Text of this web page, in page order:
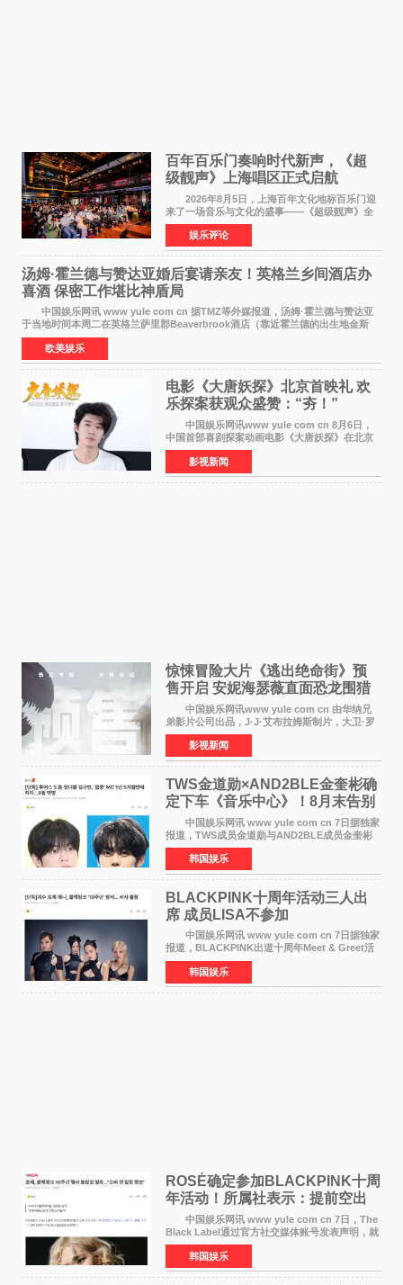
百年百乐门奏响时代新声，《超
级靓声》上海唱区正式启航
2026年8月5日，上海百年文化地标百乐门迎
来了一场音乐与文化的盛事——《超级靓声》全
国励志音乐公益节目上海唱区新闻发布会暨启动
仪式在此隆重举行。各界领导、嘉宾与媒体朋友
齐聚一堂，共同
娱乐评论
汤姆·霍兰德与赞达亚婚后宴请亲友！英格兰乡间酒店办
喜酒 保密工作堪比神盾局
中国娱乐网讯 www yule com cn 据TMZ等外媒报道，汤姆·霍兰德与赞达亚
于当地时间本周二在英格兰萨里郡Beaverbrook酒店（靠近霍兰德的出生地金斯
顿）举办婚宴，邀请家人与朋友们喝喜酒，庆祝
欧美娱乐
电影《大唐妖探》北京首映礼 欢
乐探案获观众盛赞：“夯！”
中国娱乐网讯www yule com cn 8月6日，
中国首部喜剧探案动画电影《大唐妖探》在北京
举办电影首映礼。导演程腾、联合导演黄珉、总
制片人曹紫建、制片人李莹莹，配音导演张喆，
对白指导程寅，领
影视新闻
惊悚冒险大片《逃出绝命街》预
售开启 安妮海瑟薇直面恐龙围猎
中国娱乐网讯www yule com cn 由华纳兄
弟影片公司出品，J·J·艾布拉姆斯制片，大卫·罗
伯特·米切尔执导，好莱坞巨星安妮·海瑟薇和伊万
·麦克格雷格领衔主演的2026暑期惊悚冒险大片
《逃出绝
影视新闻
TWS金道勋×AND2BLE金奎彬确
定下车《音乐中心》！8月末告别
MC席位
中国娱乐网讯 www yule com cn 7日据独家
报道，TWS成员金道勋与AND2BLE成员金奎彬
将于8月离开《音乐中心》MC的位置。 金道
勋与金奎彬于去年3月与H2H A-NA一起被选为
《音乐中心》MC，约1
韩国娱乐
BLACKPINK十周年活动三人出
席 成员LISA不参加
中国娱乐网讯 www yule com cn 7日据独家
报道，BLACKPINK出道十周年Meet & Greet活
动将由智秀、ROS&Eacute;、JENNIE出席，
LISA将缺席。 此前BLACKPINK所属社YG并
未为组合出道十周年做
韩国娱乐
ROSÉ确定参加BLACKPINK十周
年活动！所属社表示：提前空出
了时间
中国娱乐网讯 www yule com cn 7日，The
Black Label通过官方社交媒体账号发表声明，就
近期网络上关于ROS&Eacute;个人行程及是否参
加BLACKPINK出道纪念活动的种种猜测作出正
式回应。 Th
韩国娱乐